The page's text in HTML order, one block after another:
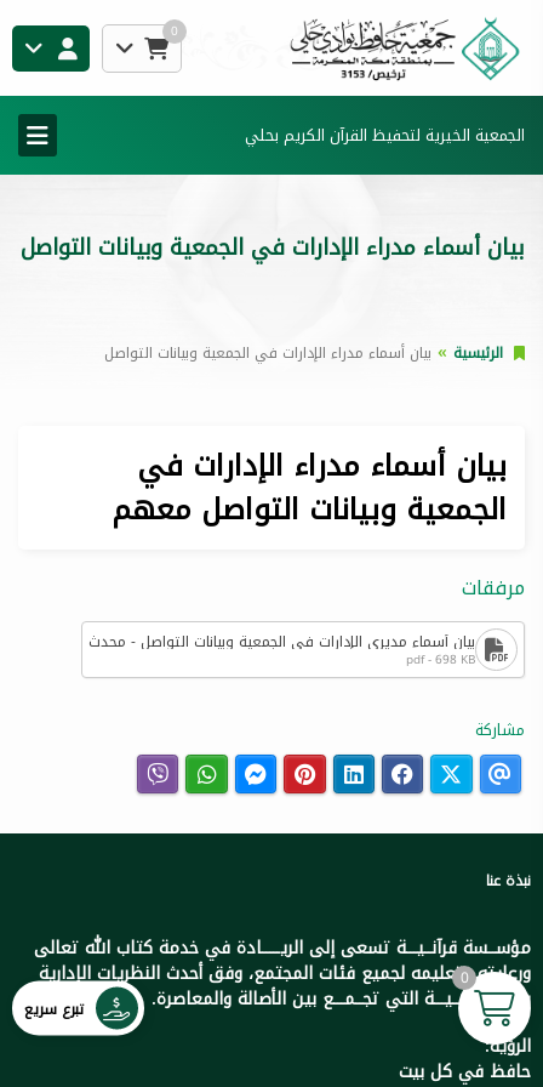
0
الجمعية الخيرية لتحفيظ القرآن الكريم بحلي
بيان أسماء مدراء الإدارات في الجمعية وبيانات التواصل
الرئيسية بيان أسماء مدراء الإدارات في الجمعية وبيانات التواصل
بيان أسماء مدراء الإدارات في
الجمعية وبيانات التواصل معهم
مرفقات
بيان أسماء مديري الإدارات في الجمعية وبيانات التواصل - محدث
pdf - 698 KB
مشاركة
نبذة عنا
مؤســسة قرآنــيـــة تسعى إلى الريـــــادة في خدمة كتاب الله تعالى
ورعايته وتعليمه لجميع فئات المجتمع، وفق أحدث النظريات الإدارية
والتعلـيــمــيـــة التي تجــمـــع بين الأصالة والمعاصرة.
الرؤية:
حافظ في كل بيت
تبرع سريع
0